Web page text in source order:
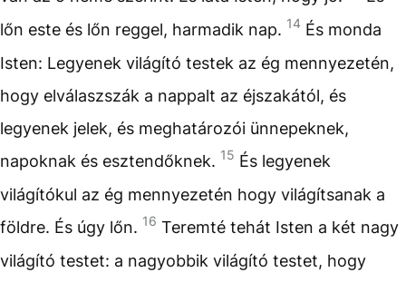
lőn este és lőn reggel, harmadik nap. 14 És monda
Isten: Legyenek világító testek az ég mennyezetén,
hogy elválaszszák a nappalt az éjszakától, és
legyenek jelek, és meghatározói ünnepeknek,
napoknak és esztendőknek. 15 És legyenek
világítókul az ég mennyezetén hogy világítsanak a
földre. És úgy lőn. 16 Teremté tehát Isten a két nagy
világító testet: a nagyobbik világító testet, hogy